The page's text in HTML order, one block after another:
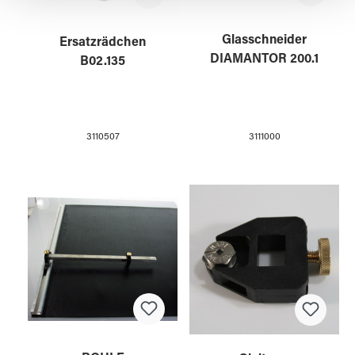
Ersatzrädchen
B02.135
3110507
Glasschneider
DIAMANTOR 200.1
3111000